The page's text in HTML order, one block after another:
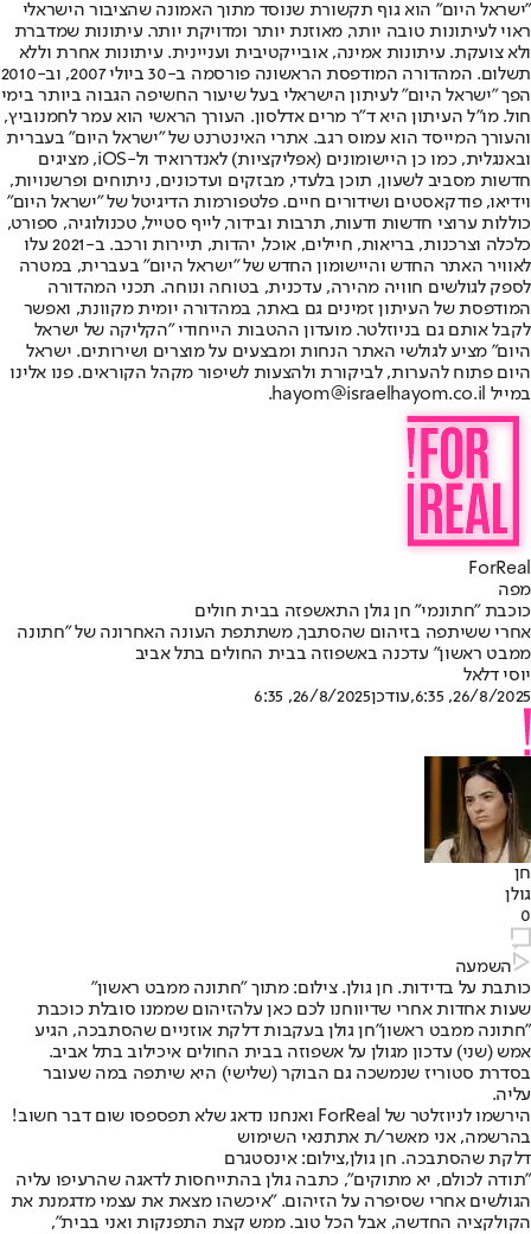
"ישראל היום" הוא גוף תקשורת שנוסד מתוך האמונה שהציבור הישראלי
ראוי לעיתונות טובה יותר, מאוזנת יותר ומדויקת יותר. עיתונות שמדברת
ולא צועקת. עיתונות אמינה, אובייקטיבית ועניינית. עיתונות אחרת וללא
תשלום. המהדורה המודפסת הראשונה פורסמה ב-30 ביולי 2007, וב-2010
הפך "ישראל היום" לעיתון הישראלי בעל שיעור החשיפה הגבוה ביותר בימי
חול. מו"ל העיתון היא ד"ר מרים אדלסון. העורך הראשי הוא עמר לחמנוביץ,
והעורך המייסד הוא עמוס רגב. אתרי האינטרנט של "ישראל היום" בעברית
ובאנגלית, כמו כן היישומונים (אפליקציות) לאנדרואיד ול-iOS, מציגים
חדשות מסביב לשעון, תוכן בלעדי, מבזקים ועדכונים, ניתוחים ופרשנויות,
וידיאו, פודקאסטים ושידורים חיים. פלטפורמות הדיגיטל של "ישראל היום"
כוללות ערוצי חדשות ודעות, תרבות ובידור, לייף סטייל, טכנולוגיה, ספורט,
כלכלה וצרכנות, בריאות, חיילים, אוכל, יהדות, תיירות ורכב. ב-2021 עלו
לאוויר האתר החדש והיישומון החדש של "ישראל היום" בעברית, במטרה
לספק לגולשים חוויה מהירה, עדכנית, בטוחה ונוחה. תכני המהדורה
המודפסת של העיתון זמינים גם באתר, במהדורה יומית מקוונת, ואפשר
לקבל אותם גם בניוזלטר. מועדון ההטבות הייחודי "הקליקה של ישראל
היום" מציע לגולשי האתר הנחות ומבצעים על מוצרים ושירותים. ישראל
היום פתוח להערות, לביקורת ולהצעות לשיפור מקהל הקוראים. פנו אלינו
במייל hayom@israelhayom.co.il.
ForReal
מפה
כוכבת "חתונמי" חן גולן התאשפזה בבית חולים
אחרי ששיתפה בזיהום שהסתבך, משתתפת העונה האחרונה של "חתונה
ממבט ראשון" עדכנה באשפוזה בבית החולים בתל אביב
יוסי דלאל
26/8/2025, 6:35
,עודכן26/8/2025, 6:35
חן
גולן
0
השמעה
כותבת על בדידות. חן גולן. צילום: מתוך "חתונה ממבט ראשון"
שעות אחדות אחרי שדיווחנו לכם כאן עלהזיהום שממנו סובלת כוכבת
"חתונה ממבט ראשון"חן גולן בעקבות דלקת אוזניים שהסתבכה, הגיע
אמש (שני) עדכון מגולן על אשפוזה בבית החולים איכילוב בתל אביב.
בסדרת סטוריז שנמשכה גם הבוקר (שלישי) היא שיתפה במה שעובר
עליה.
הירשמו לניוזלטר של ForReal ואנחנו נדאג שלא תפספסו שום דבר חשוב!
בהרשמה, אני מאשר/ת אתתנאי השימוש
דלקת שהסתבכה. חן גולן,צילום: אינסטגרם
"תודה לכולם, יא מתוקים", כתבה גולן בהתייחסות לדאגה שהרעיפו עליה
הגולשים אחרי שסיפרה על הזיהום. "איכשהו מצאת את עצמי מדגמנת את
הקולקציה החדשה, אבל הכל טוב. ממש קצת התפנקות ואני בבית",